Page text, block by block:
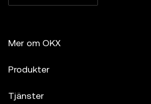
Mer om OKX
Produkter
Tjänster